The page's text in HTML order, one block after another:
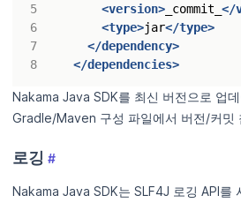
5
6
7
8
<version> _commit_ </
<type>jar</type>
</dependency>
</dependencies>
Nakama Java SDK를 최신 버전으로 업
Gradle/Maven 구성 파일에서 버전/커밋
로깅 #
Nakama Java SDK는 SLF4J 로깅 API를